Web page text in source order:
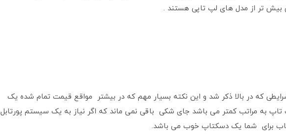
بیش تر از مدل های لپ تاپی هستند .
که در بالا ذکر شد و این نکته بسیار مهم که در بیشتر مواقع قیمت تمام شده یک
به مراتب کمتر می باشد جای شکی باقی نمی ماند که اگر نیاز به یک سیستم پورتابل
برای شما یک دسکتاپ خوب می باشد.